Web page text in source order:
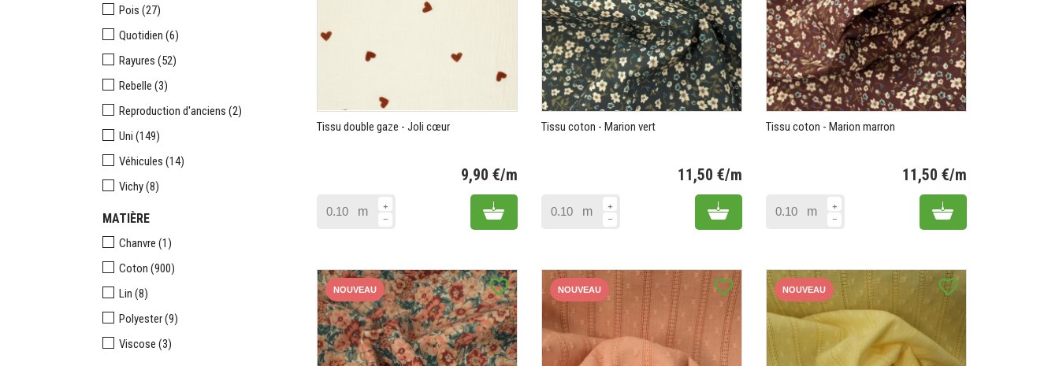
Pois (27)
Quotidien (6)
Rayures (52)
Rebelle (3)
Reproduction d'anciens (2)
Uni (149)
Véhicules (14)
Vichy(8)
MATIÈRE
Chanvre (1)
Coton (900)
Lin (8)
Polyester(9)
Viscose (3)
Tissu double gaze - Joli cœur
9,90 €/m
m Add to cart
Tissu coton - Marion vert
11,50 €/m
m Add to cart
Tissu coton - Marion marron
11,50 €/m
m Add to cart
favorite_border
NOUVEAU favorite_border
NOUVEAU favorite_border
NOUVEAU